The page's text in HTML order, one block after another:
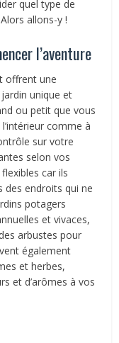
quel type de
allons-y !
l’aventure
offrent une
unique et
ou petit que vous
comme à
sur votre
selon vos
car ils
des endroits qui ne
potagers
et vivaces,
arbustes pour
également
et herbes,
et d’arômes à vos